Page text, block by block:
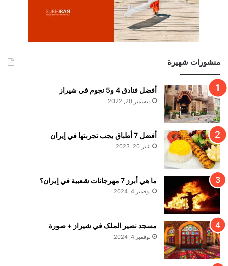
منشورات شهيرة
أفضل فنادق 4 و5 نجوم في شيراز
ديسمبر 20, 2022
أفضل 7 أطباق يجب تجربتها في إيران
يناير 20, 2023
ما هي أبرز 7 مهرجانات شعبية في إيران؟
نوفمبر 4, 2024
مسجد نصير الملک في شيراز + صورة
نوفمبر 4, 2024